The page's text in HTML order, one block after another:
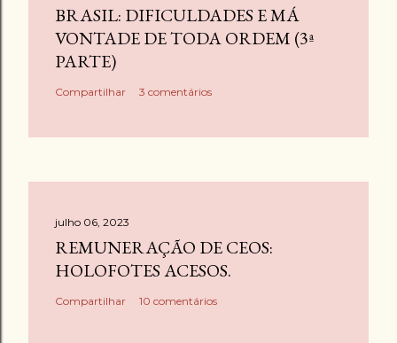
BRASIL: DIFICULDADES E MÁ
VONTADE DE TODA ORDEM (3ª
PARTE)
Compartilhar 3 comentários
julho 06, 2023
REMUNERAÇÃO DE CEOS:
HOLOFOTES ACESOS.
Compartilhar 10 comentários